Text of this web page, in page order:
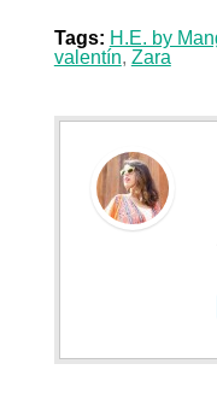
Tags: H.E. by
valentín, Zara